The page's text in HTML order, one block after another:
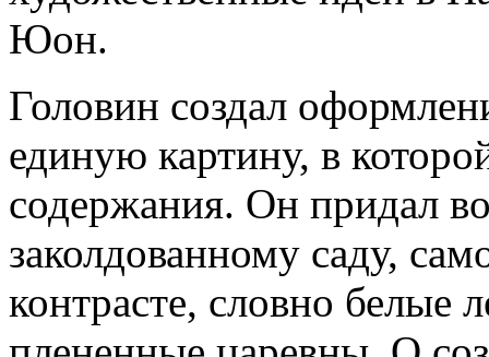
Юон.
Головин создал
единую картину, в
содержания. Он придал
заколдованному саду,
контрасте, словно белые